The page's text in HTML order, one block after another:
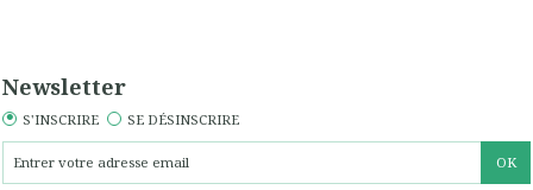
Newsletter
S'INSCRIRE SE DÉSINSCRIRE